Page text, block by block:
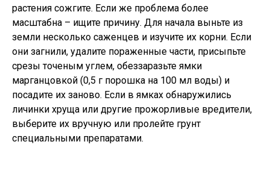
растения сожгите. Если же проблема более
масштабна – ищите причину. Для начала выньте из
земли несколько саженцев и изучите их корни. Если
они загнили, удалите пораженные части, присыпьте
срезы точеным углем, обеззаразьте ямки
марганцовкой (0,5 г порошка на 100 мл воды) и
посадите их заново. Если в ямках обнаружились
личинки хруща или другие прожорливые вредители,
выберите их вручную или пролейте грунт
специальными препаратами.